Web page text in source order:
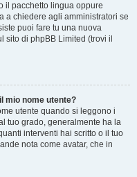
il pacchetto lingua oppure
a chiedere agli amministratori se
puoi fare tu una nuova
sito di phpBB Limited (trovi il
mio nome utente?
utente quando si leggono i
tuo grado, generalmente ha la
interventi hai scritto o il tuo
nota come avatar, che in